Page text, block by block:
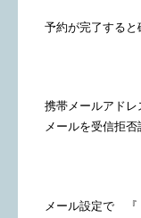
予約が完了すると
携帯メールアド
メールを受信拒否
メール設定で